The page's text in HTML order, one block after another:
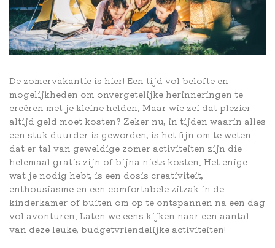
De zomervakantie is hier! Een tijd vol belofte en
mogelijkheden om onvergetelijke herinneringen te
creëren met je kleine helden. Maar wie zei dat plezier
altijd geld moet kosten? Zeker nu, in tijden waarin alles
een stuk duurder is geworden, is het fijn om te weten
dat er tal van geweldige zomer activiteiten zijn die
helemaal gratis zijn of bijna niets kosten. Het enige
wat je nodig hebt, is een dosis creativiteit,
enthousiasme en een comfortabele zitzak in de
kinderkamer of buiten om op te ontspannen na een dag
vol avonturen. Laten we eens kijken naar een aantal
van deze leuke, budgetvriendelijke activiteiten!